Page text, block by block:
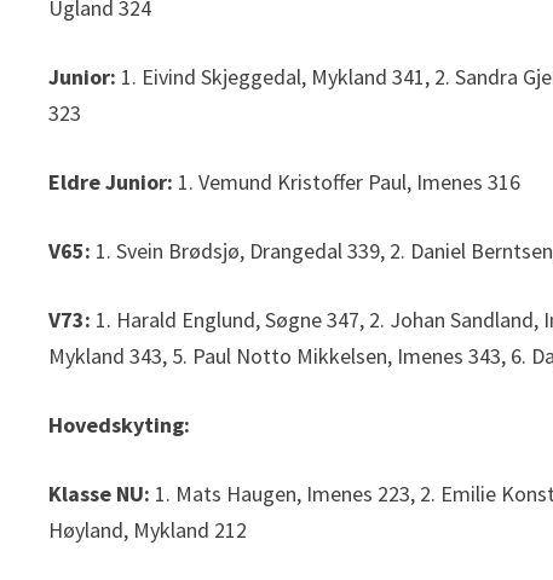
Ugland 324
Junior: 1. Eivind Skjeggedal, Mykland 341, 2. Sandra
323
Eldre Junior: 1. Vemund Kristoffer Paul, Imenes 316
V65: 1. Svein Brødsjø, Drangedal 339, 2. Daniel
V73: 1. Harald Englund, Søgne 347, 2. Johan
Mykland 343, 5. Paul Notto Mikkelsen, Imenes 343, 6.
Hovedskyting:
Klasse NU: 1. Mats Haugen, Imenes 223, 2. Emilie
Høyland, Mykland 212